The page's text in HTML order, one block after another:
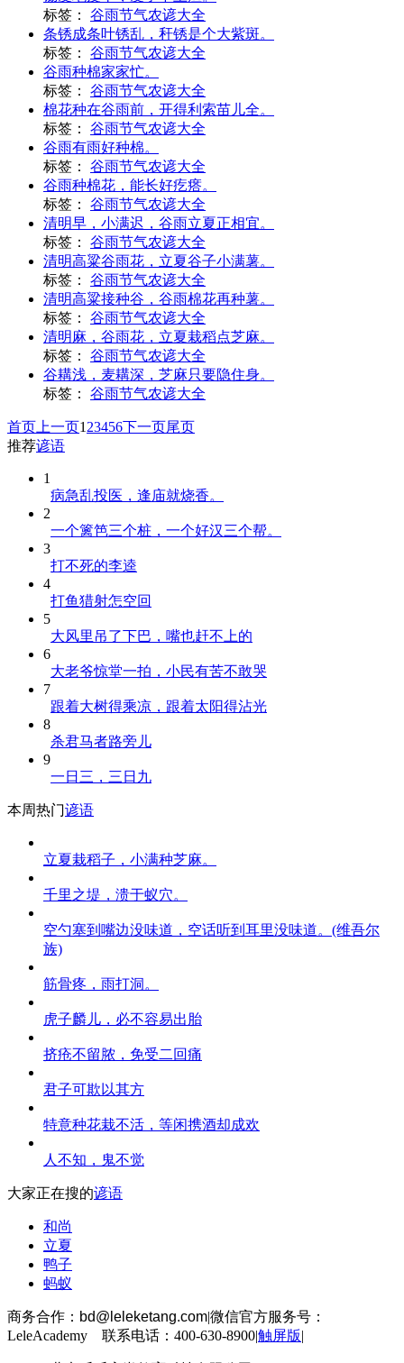
标签：
谷雨节气农谚大全
条锈成条叶锈乱，秆锈是个大紫斑。
标签：
谷雨节气农谚大全
谷雨种棉家家忙。
标签：
谷雨节气农谚大全
棉花种在谷雨前，开得利索苗儿全。
标签：
谷雨节气农谚大全
谷雨有雨好种棉。
标签：
谷雨节气农谚大全
谷雨种棉花，能长好疙瘩。
标签：
谷雨节气农谚大全
清明早，小满迟，谷雨立夏正相宜。
标签：
谷雨节气农谚大全
清明高粱谷雨花，立夏谷子小满薯。
标签：
谷雨节气农谚大全
清明高粱接种谷，谷雨棉花再种薯。
标签：
谷雨节气农谚大全
清明麻，谷雨花，立夏栽稻点芝麻。
标签：
谷雨节气农谚大全
谷耩浅，麦耩深，芝麻只要隐住身。
标签：
谷雨节气农谚大全
首页 上一页1 23456下一页尾页
推荐谚语
1
病急乱投医，逢庙就烧香。
2
一个篱笆三个桩，一个好汉三个帮。
3
打不死的李逵
4
打鱼猎射怎空回
5
大风里吊了下巴，嘴也赶不上的
6
大老爷惊堂一拍，小民有苦不敢哭
7
跟着大树得乘凉，跟着太阳得沾光
8
杀君马者路旁儿
9
一日三，三日九
本周热门谚语
立夏栽稻子，小满种芝麻。
千里之堤，溃于蚁穴。
空勺塞到嘴边没味道，空话听到耳里没味道。(维吾尔
族)
筋骨疼，雨打洞。
虎子麟儿，必不容易出胎
挤疮不留脓，免受二回痛
君子可欺以其方
特意种花栽不活，等闲携酒却成欢
人不知，鬼不觉
大家正在搜的谚语
和尚
立夏
鸭子
蚂蚁
商务合作： bd@leleketang.com|微信官方服务号：
LeleAcademy 联系电话：400-630-8900|触屏版|